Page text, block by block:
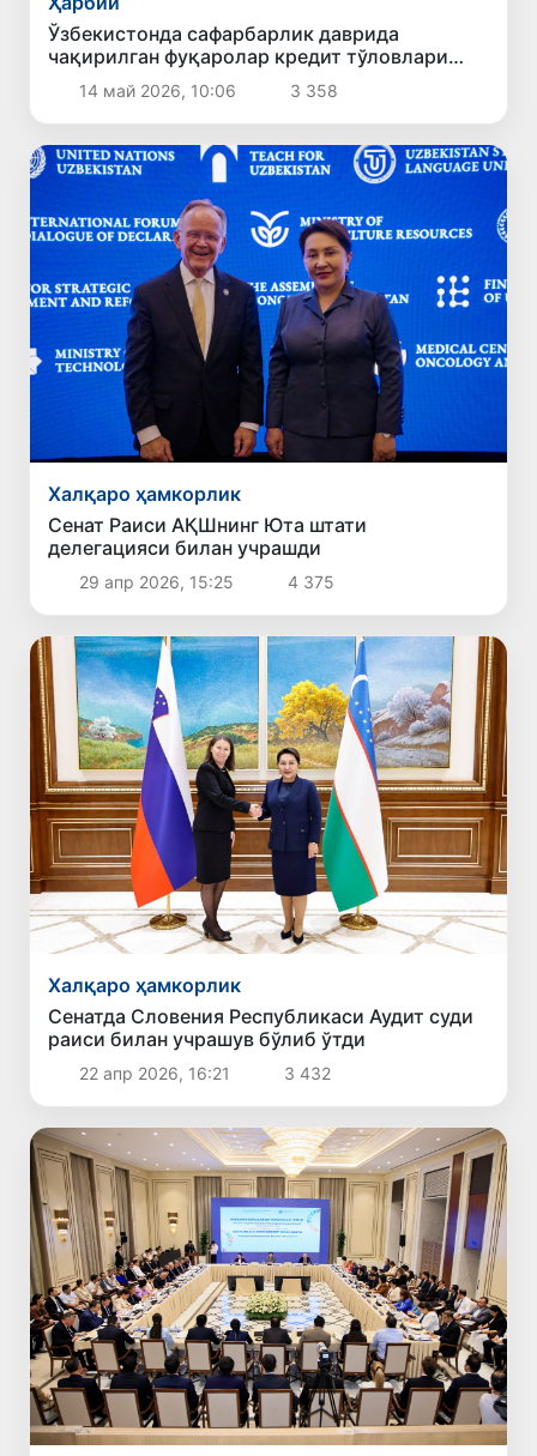
Ўзбекистонда сафарбарлик даврида
чақирилган фуқаролар кредит тўловлари
кечиктирилади
14 май 2026, 10:06 3 358
Халқаро ҳамкорлик
Сенат Раиси АҚШнинг Юта штати
делегацияси билан учрашди
29 апр 2026, 15:25 4 375
Халқаро ҳамкорлик
Сенатда Словения Республикаси Аудит суди
раиси билан учрашув бўлиб ўтди
22 апр 2026, 16:21 3 432